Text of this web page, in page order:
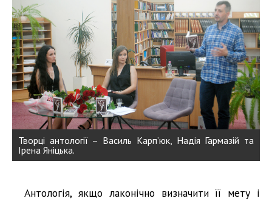
Творці антології – Василь Карп’юк, Надія Гармазій та
Ірена Яніцька.
Антологія, якщо лаконічно визначити її мету і